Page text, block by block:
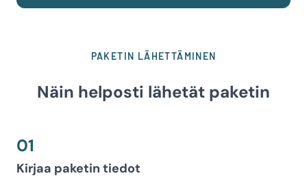
PAKETIN LÄHETTÄMINEN
Näin helposti lähetät paketin
01
Kirjaa paketin tiedot